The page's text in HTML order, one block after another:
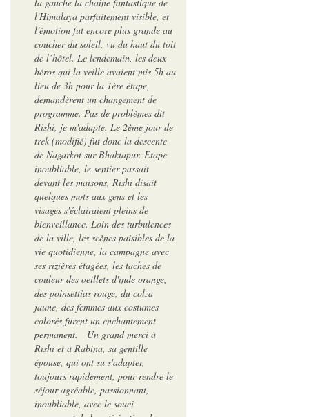
l'Himalaya parfaitement visible, et
l'émotion fut encore plus grande au
coucher du soleil, vu du haut du toit
de l’hôtel. Le lendemain, les deux
héros qui la veille avaient mis 5h au
lieu de 3h pour la 1ère étape,
demandèrent un changement de
programme. Pas de problèmes dit
Rishi, je m'adapte. Le 2ème jour de
trek (modifié) fut donc la descente
de Nagarkot sur Bhaktapur. Etape
inoubliable, le sentier passait
devant les maisons, Rishi disait
quelques mots aux gens et les
visages s'éclairaient pleins de
bienveillance. Loin des turbulences
de la ville, les scènes paisibles de la
vie quotidienne, la campagne avec
ses rizières étagées, les taches de
couleur des oeillets d'inde orange,
des poinsettias rouge, du colza
jaune, des femmes aux costumes
colorés furent un enchantement
permanent. Un grand merci à
Rishi et à Rabina, sa gentille
épouse, qui ont su s'adapter,
toujours rapidement, pour rendre le
séjour agréable, passionnant,
inoubliable, avec le souci